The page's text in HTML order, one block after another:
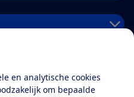
en analytische cookies
om bepaalde